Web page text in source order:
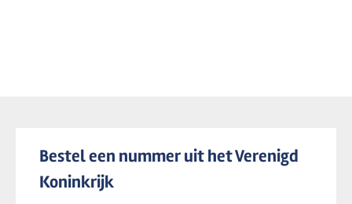
Bestel een nummer uit het Verenigd
Koninkrijk